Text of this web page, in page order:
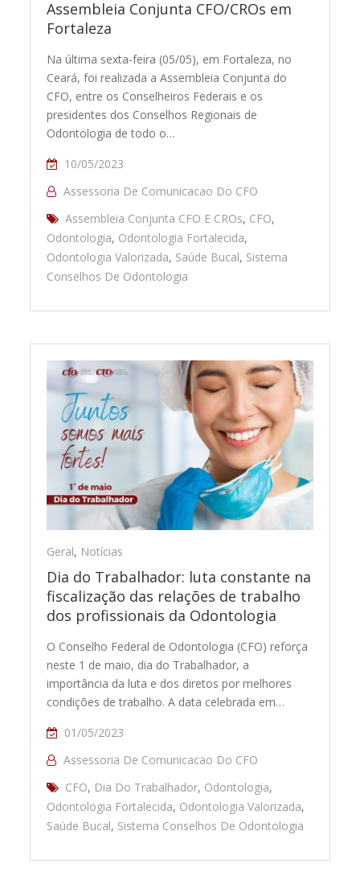
Assembleia Conjunta CFO/CROs em
Fortaleza
Na última sexta-feira (05/05), em Fortaleza, no
Ceará, foi realizada a Assembleia Conjunta do
CFO, entre os Conselheiros Federais e os
presidentes dos Conselhos Regionais de
Odontologia de todo o…
10/05/2023
Assessoria De Comunicacao Do CFO
Assembleia Conjunta CFO E CROs, CFO,
Odontologia, Odontologia Fortalecida,
Odontologia Valorizada, Saúde Bucal, Sistema
Conselhos De Odontologia
Geral, Notícias
Dia do Trabalhador: luta constante na
fiscalização das relações de trabalho
dos profissionais da Odontologia
O Conselho Federal de Odontologia (CFO) reforça
neste 1 de maio, dia do Trabalhador, a
importância da luta e dos diretos por melhores
condições de trabalho. A data celebrada em…
01/05/2023
Assessoria De Comunicacao Do CFO
CFO, Dia Do Trabalhador, Odontologia,
Odontologia Fortalecida, Odontologia Valorizada,
Saúde Bucal, Sistema Conselhos De Odontologia